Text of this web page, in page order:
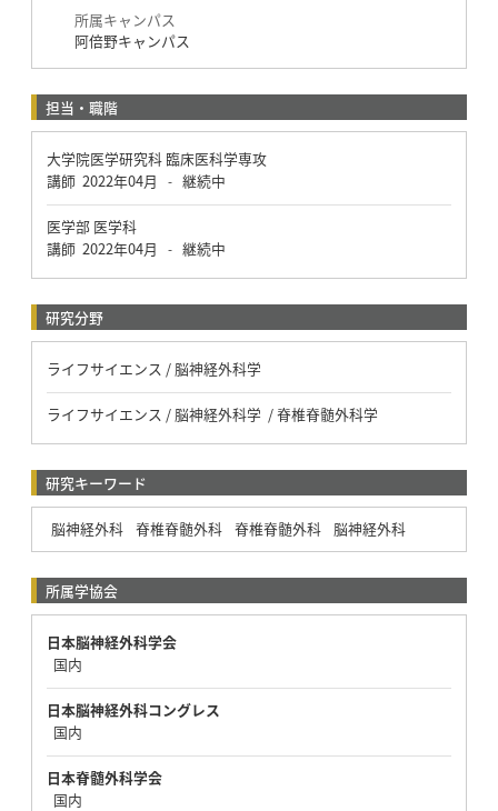
所属キャンパス
阿倍野キャンパス
担当・職階
大学院医学研究科 臨床医科学専攻
講師 2022年04月 - 継続中
医学部 医学科
講師 2022年04月 - 継続中
研究分野
ライフサイエンス / 脳神経外科学
ライフサイエンス / 脳神経外科学 / 脊椎脊髄外科学
研究キーワード
脳神経外科 脊椎脊髄外科 脊椎脊髄外科 脳神経外科
所属学協会
日本脳神経外科学会
国内
日本脳神経外科コングレス
国内
日本脊髄外科学会
国内